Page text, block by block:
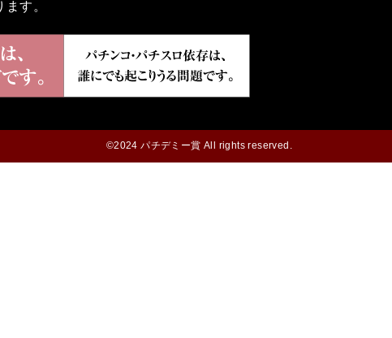
す。
©2024 パチデミー賞 All rights reserved.